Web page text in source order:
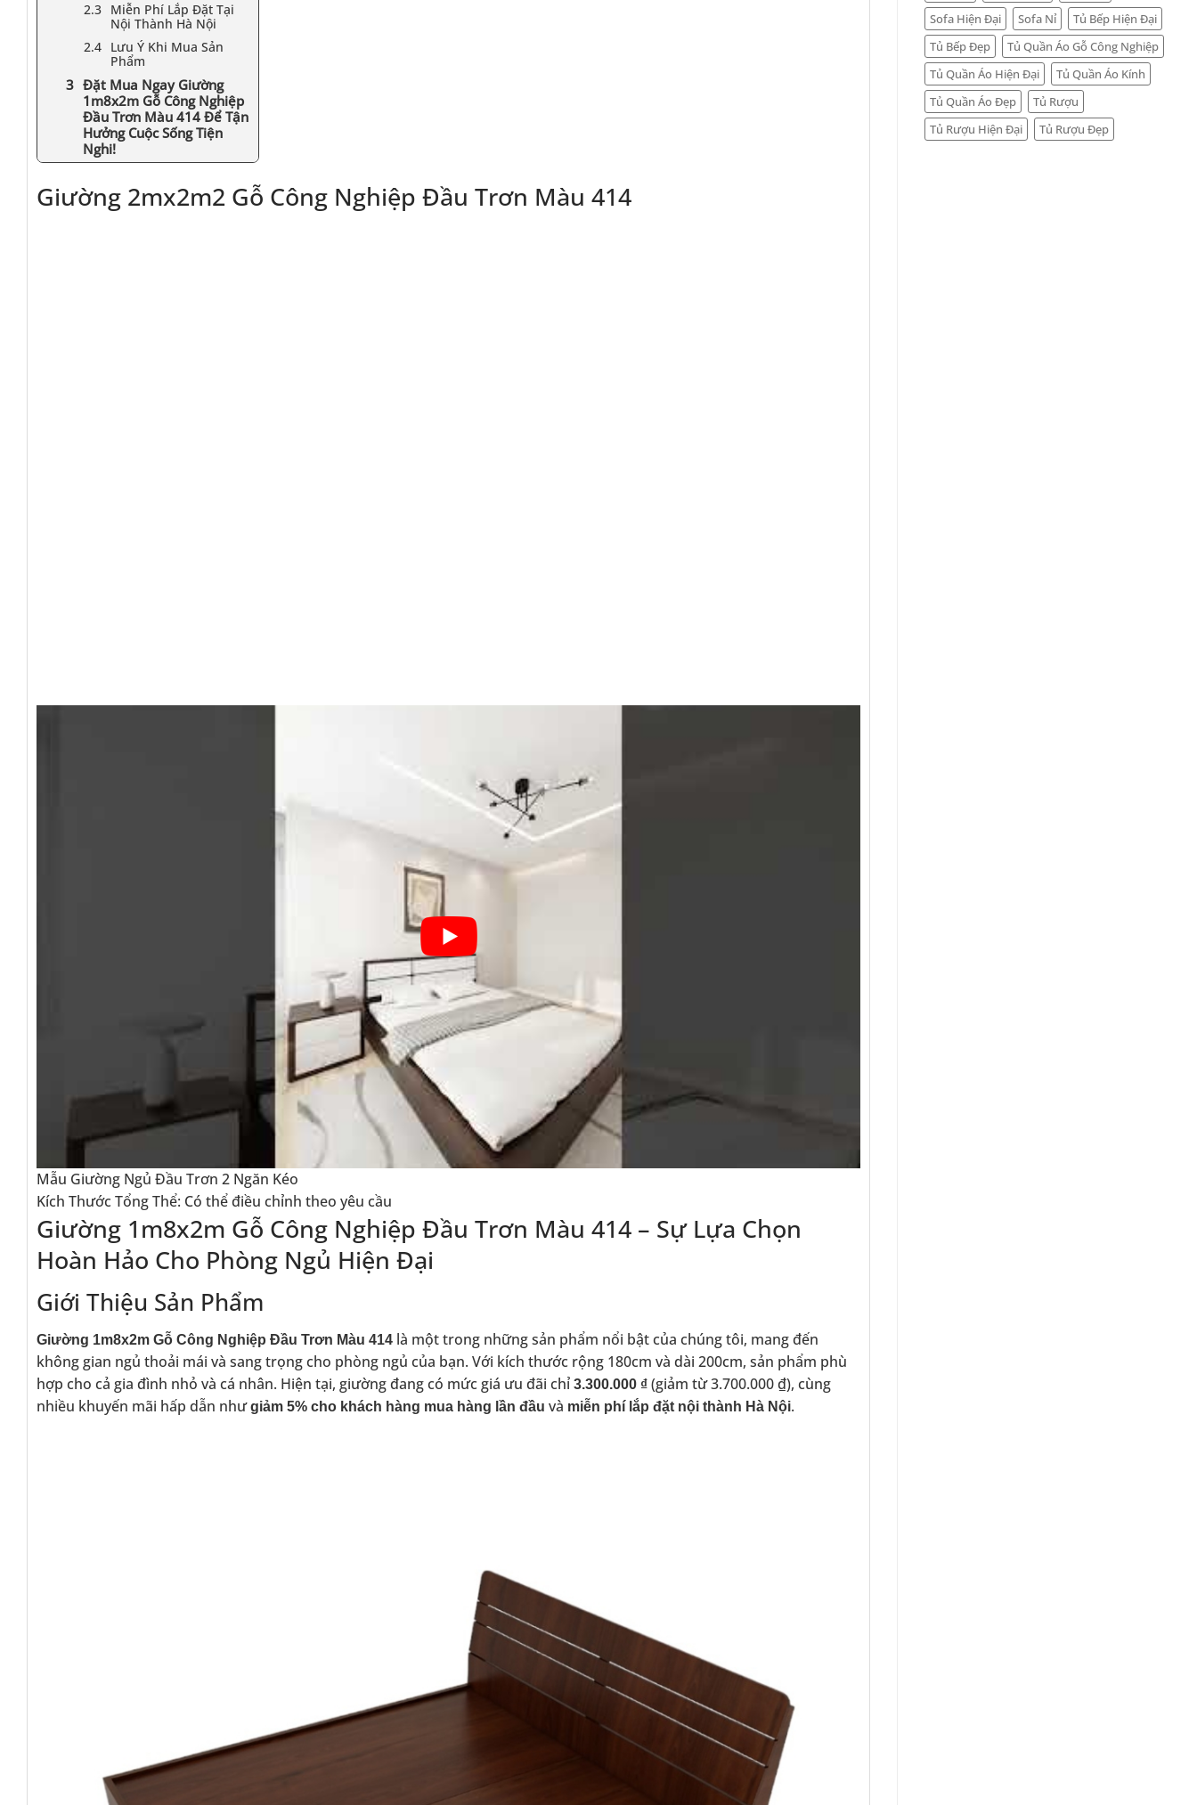
Sofa Hiện Đại
Sofa Nỉ
Tủ Bếp Hiện Đại
Tủ Bếp Đẹp
Tủ Quần Áo Gỗ Công Nghiệp
Tủ Quần Áo Hiện Đại
Tủ Quần Áo Kính
Tủ Quần Áo Đẹp
Tủ Rượu
Tủ Rượu Hiện Đại
Tủ Rượu Đẹp
Miễn Phí Lắp Đặt Tại
Nội Thành Hà Nội
Lưu Ý Khi Mua Sản
Phẩm
Đặt Mua Ngay Giường
1m8x2m Gỗ Công Nghiệp
Đầu Trơn Màu 414 Để Tận
Hưởng Cuộc Sống Tiện
Nghi!
Giường 2mx2m2 Gỗ Công Nghiệp Đầu Trơn Màu 414
Mẫu Giường Ngủ Đầu Trơn 2 Ngăn Kéo
Kích Thước Tổng Thể: Có thể điều chỉnh theo yêu cầu
Giường 1m8x2m Gỗ Công Nghiệp Đầu Trơn Màu 414 – Sự Lựa Chọn
Hoàn Hảo Cho Phòng Ngủ Hiện Đại
Giới Thiệu Sản Phẩm
Giường 1m8x2m Gỗ Công Nghiệp Đầu Trơn Màu 414 là một trong những sản phẩm nổi bật của chúng tôi, mang đến
không gian ngủ thoải mái và sang trọng cho phòng ngủ của bạn. Với kích thước rộng 180cm và dài 200cm, sản phẩm phù
hợp cho cả gia đình nhỏ và cá nhân. Hiện tại, giường đang có mức giá ưu đãi chỉ 3.300.000 ₫ (giảm từ 3.700.000 ₫), cùng
nhiều khuyến mãi hấp dẫn nhưgiảm 5% cho khách hàng mua hàng lần đầu và miễn phí lắp đặt nội thành Hà Nội.